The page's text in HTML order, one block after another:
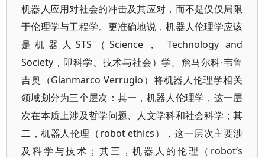
机器人应用对社会的冲击及其应对，而不是仅仅局限
于伦理学与工程学。更准确地说，机器人伦理学应该
是机器人STS（Science， Technology and
Society，即科学、技术与社会）学。詹马尔科·韦鲁
吉奥（Gianmarco Verrugio）将机器人伦理学相关
领域划分为三个层次：其一，机器人伦理学，这一层
次在本质上涉及哲学问题、人文学科和社会科学；其
二，机器人伦理（robot ethics），这一层次主要涉
及科学与技术；其三，机器人的伦理（robot’s